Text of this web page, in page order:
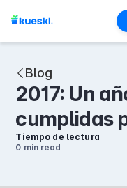
Blog
2017: Un
cumplidas
Tiempo de lectura
0 minread